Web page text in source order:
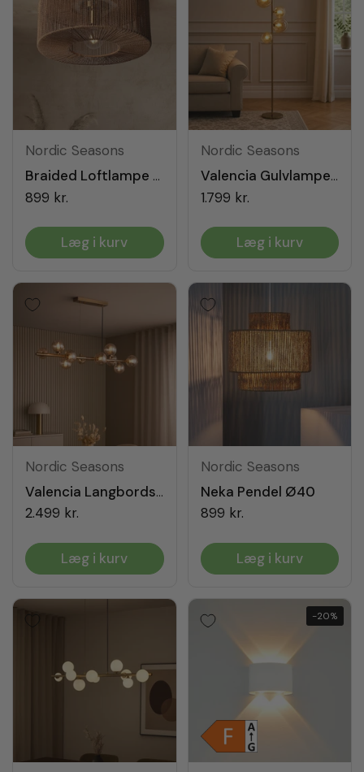
Nordic Seasons
Braided Loftlampe Ø46
899 kr.
Læg i kurv
Nordic Seasons
Valencia Gulvlampe Messing/Amber
1.799 kr.
Læg i kurv
Nordic Seasons
Valencia Langbordspendel Messing/Amber
2.499 kr.
Læg i kurv
Nordic Seasons
Neka Pendel Ø40
899 kr.
Læg i kurv
-20%